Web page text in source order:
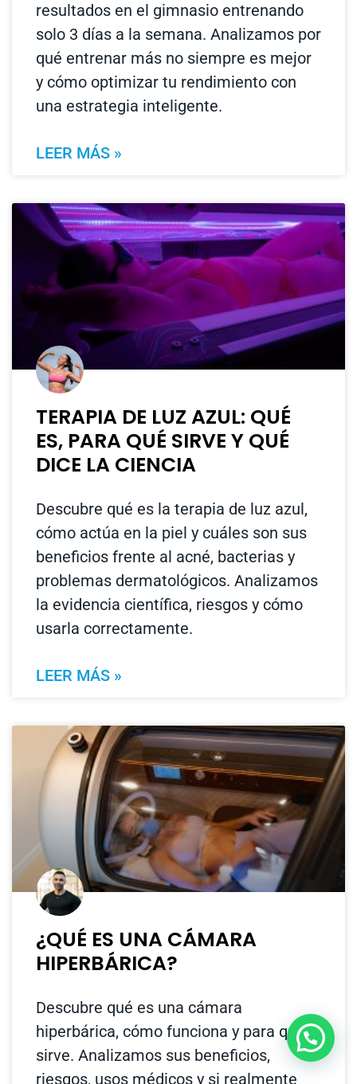
resultados en el gimnasio entrenando
solo 3 días a la semana. Analizamos por
qué entrenar más no siempre es mejor
y cómo optimizar tu rendimiento con
una estrategia inteligente.
LEER MÁS »
TERAPIA DE LUZ AZUL: QUÉ
ES, PARA QUÉ SIRVE Y QUÉ
DICE LA CIENCIA
Descubre qué es la terapia de luz azul,
cómo actúa en la piel y cuáles son sus
beneficios frente al acné, bacterias y
problemas dermatológicos. Analizamos
la evidencia científica, riesgos y cómo
usarla correctamente.
LEER MÁS »
¿QUÉ ES UNA CÁMARA
HIPERBÁRICA?
Descubre qué es una cámara
hiperbárica, cómo funciona y para qué
sirve. Analizamos sus beneficios,
riesgos, usos médicos y si realmente
Aquí Jose ¿Cómo puedo ayudarte?